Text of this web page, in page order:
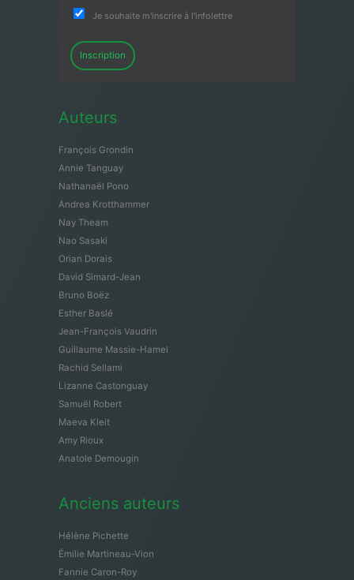
Je souhaite m'inscrire à l'infolettre
Inscription
Auteurs
François Grondin
Annie Tanguay
Nathanaël Pono
Andrea Krotthammer
Nay Theam
Nao Sasaki
Orian Dorais
David Simard-Jean
Bruno Boëz
Esther Baslé
Jean-François Vaudrin
Guillaume Massie-Hamel
Rachid Sellami
Lizanne Castonguay
Samuël Robert
Maeva Kleit
Amy Rioux
Anatole Demougin
Anciens auteurs
Hélène Pichette
Émilie Martineau-Vion
Fannie Caron-Roy